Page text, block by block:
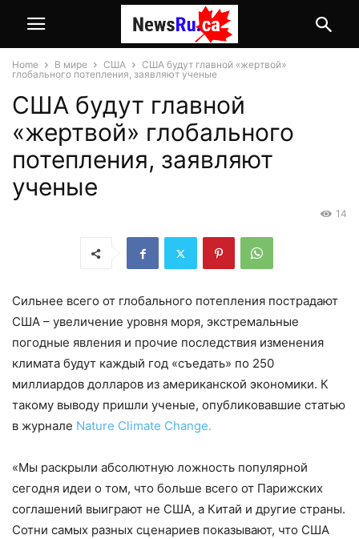
Home В мире США
США будут главной «жертвой»
глобального потепления, заявляют ученые
США будут главной
«жертвой» глобального
потепления, заявляют
ученые
14
Сильнее всего от глобального потепления пострадают
США – увеличение уровня моря, экстремальные
погодные явления и прочие последствия изменения
климата будут каждый год «съедать» по 250
миллиардов долларов из американской экономики. К
такому выводу пришли ученые, опубликовавшие статью
в журнале Nature Climate Change.
«Мы раскрыли абсолютную ложность популярной
сегодня идеи о том, что больше всего от Парижских
соглашений выиграют не США, а Китай и другие страны.
Сотни самых разных сценариев показывают, что США